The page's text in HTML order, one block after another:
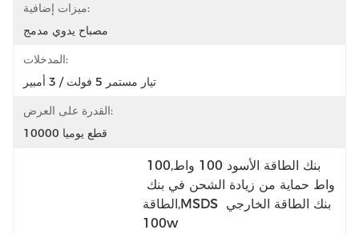
ميزات إضافية:
مصباح يدوي مدمج
المدخلات:
تيار مستمر 5 فولت / 3 أمبير
القدرة على العرض:
10000 قطع يوميا
الطاقة,MSDS بنك الطاقة الخارجي
100w